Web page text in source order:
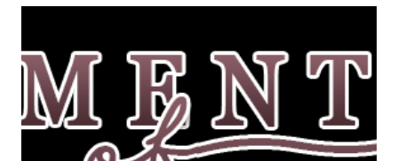
colori del blu, Amy Harmon ★ ★ ★ ★ Sapete il mio
rapporto con gli ya. Questo stranamente mi è piaciuto
molto. Mi è piaciuta la protagonista, la sua crescita, il suo
rapporto con il professor Wilson che cresce piano piano.